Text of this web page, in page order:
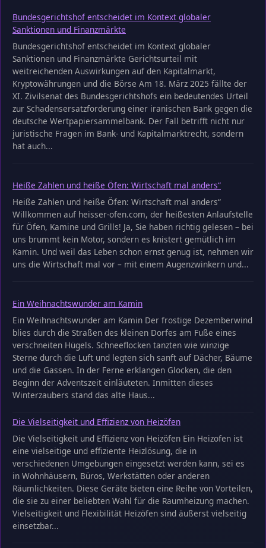
Bundesgerichtshof entscheidet im Kontext globaler
Sanktionen und Finanzmärkte
Bundesgerichtshof entscheidet im Kontext globaler
Sanktionen und Finanzmärkte Gerichtsurteil mit
weitreichenden Auswirkungen auf den Kapitalmarkt,
Kryptowährungen und die Börse Am 18. März 2025 fällte der
XI. Zivilsenat des Bundesgerichtshofs ein bedeutendes Urteil
zur Schadensersatzforderung einer iranischen Bank gegen die
deutsche Wertpapiersammelbank. Der Fall betrifft nicht nur
juristische Fragen im Bank- und Kapitalmarktrecht, sondern
hat auch...
Heiße Zahlen und heiße Öfen: Wirtschaft mal anders“
Heiße Zahlen und heiße Öfen: Wirtschaft mal anders“
Willkommen auf heisser-ofen.com, der heißesten Anlaufstelle
für Öfen, Kamine und Grills! Ja, Sie haben richtig gelesen – bei
uns brummt kein Motor, sondern es knistert gemütlich im
Kamin. Und weil das Leben schon ernst genug ist, nehmen wir
uns die Wirtschaft mal vor – mit einem Augenzwinkern und...
Ein Weihnachtswunder am Kamin
Ein Weihnachtswunder am Kamin Der frostige Dezemberwind
blies durch die Straßen des kleinen Dorfes am Fuße eines
verschneiten Hügels. Schneeflocken tanzten wie winzige
Sterne durch die Luft und legten sich sanft auf Dächer, Bäume
und die Gassen. In der Ferne erklangen Glocken, die den
Beginn der Adventszeit einläuteten. Inmitten dieses
Winterzaubers stand das alte Haus...
Die Vielseitigkeit und Effizienz von Heizöfen
Die Vielseitigkeit und Effizienz von Heizöfen Ein Heizofen ist
eine vielseitige und effiziente Heizlösung, die in
verschiedenen Umgebungen eingesetzt werden kann, sei es
in Wohnhäusern, Büros, Werkstätten oder anderen
Räumlichkeiten. Diese Geräte bieten eine Reihe von Vorteilen,
die sie zu einer beliebten Wahl für die Raumheizung machen.
Vielseitigkeit und Flexibilität Heizöfen sind äußerst vielseitig
einsetzbar...